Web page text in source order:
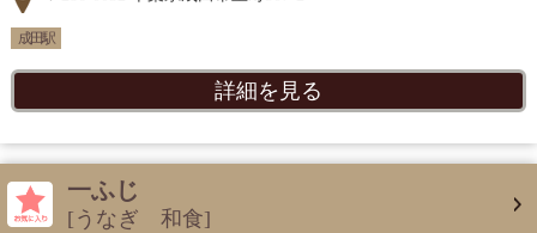
成田駅
詳細を見る
一ふじ
[うなぎ 和食]